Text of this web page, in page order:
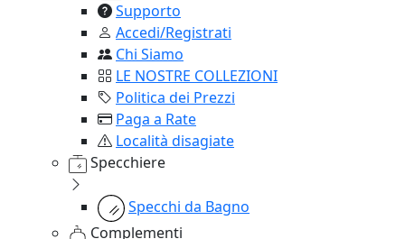
Supporto
Accedi/Registrati
Chi Siamo
LE NOSTRE COLLEZIONI
Politica dei Prezzi
Paga a Rate
Località disagiate
Specchiere
Specchi da Bagno
Complementi